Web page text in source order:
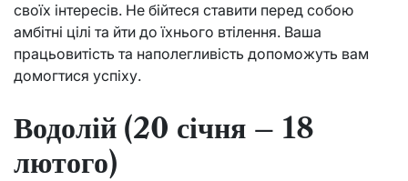
своїх інтересів. Не бійтеся ставити перед собою
амбітні цілі та йти до їхнього втілення. Ваша
працьовитість та наполегливість допоможуть вам
домогтися успіху.
Водолій (20 січня – 18
лютого)